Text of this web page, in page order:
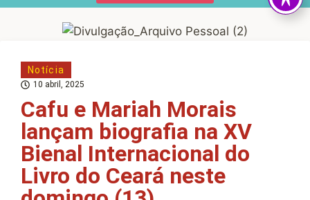
Notícia
10 abril, 2025
Cafu e Mariah Morais
lançam biografia na XV
Bienal Internacional do
Livro do Ceará neste